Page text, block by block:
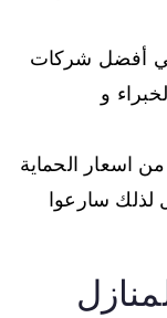
أفضل شركات
و
اسعار الحماية
لذلك سارعوا